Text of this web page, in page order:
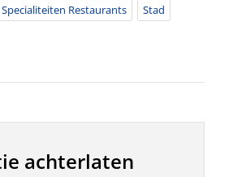
Specialiteiten Restaurants
Stad
achterlaten